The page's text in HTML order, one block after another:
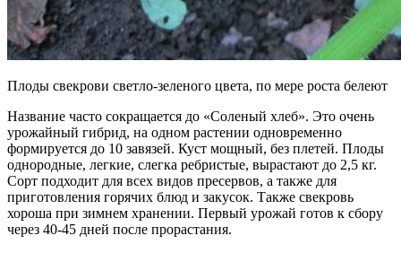
Плоды свекрови светло-зеленого цвета, по мере роста белеют
Название часто сокращается до «Соленый хлеб». Это очень
урожайный гибрид, на одном растении одновременно
формируется до 10 завязей. Куст мощный, без плетей. Плоды
однородные, легкие, слегка ребристые, вырастают до 2,5 кг.
Сорт подходит для всех видов пресервов, а также для
приготовления горячих блюд и закусок. Также свекровь
хороша при зимнем хранении. Первый урожай готов к сбору
через 40-45 дней после прорастания.